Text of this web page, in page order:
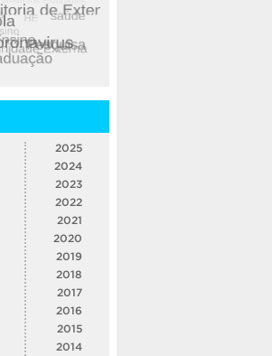
2025
2024
2023
2022
2021
2020
2019
2018
2017
2016
2015
2014